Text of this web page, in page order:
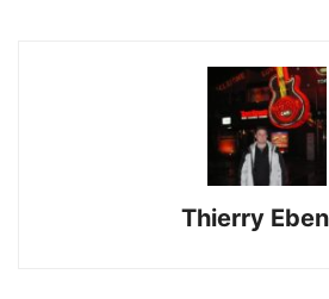
Thierry